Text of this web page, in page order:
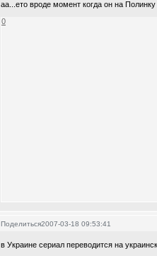
аа...ето вроде момент когда он на Полинку
0
Поделиться2007-03-18 09:53:41
в Украине сериал переводится на